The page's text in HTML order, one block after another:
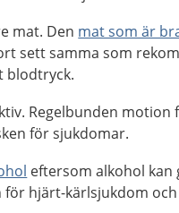
mat. Den mat som är
sett samma som
blodtryck.
Regelbunden
för sjukdomar.
eftersom alkohol
för hjärt-kärlsjukdom